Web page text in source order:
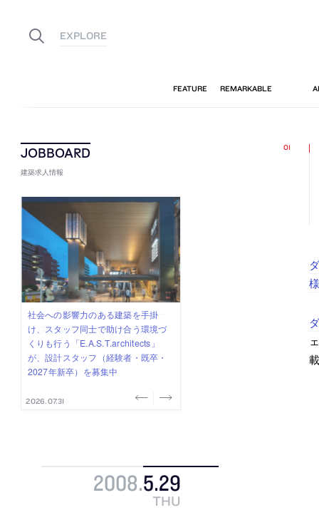
建築求人情報
古民家を軸に全国で“価値循環の仕組
み”を作り、リモートワーク主体の働
き方を実践する「株式会社つぎと」
が、設計スタッフ（経験者・既卒）
を募集中
2026.08.03
リノベる株式会社が、設計パートナ
ー (業務委託) を募集中
2026.08.03
社会への影響力のある建築を手掛
け、スタッフ同士で助け合う環境づ
くりも行う「E.A.S.T.architects」
が、設計スタッフ（経験者・既卒・
2027年新卒）を募集中
2026.07.31
代官山を拠点に活動する「梅澤竜也 /
ALA INC.」が、設計スタッフ・アル
バイト・事務職を募集中
2026.07.30
住宅や共同住宅などを手掛け、“合理
的でシンプルなデザイン”を志向する
「PANDA：山本浩三建築設計事務
所」が、設計スタッフ（経験者・既
卒・2027年新卒）を募集中
2026.07.29
2008.5.29
THU